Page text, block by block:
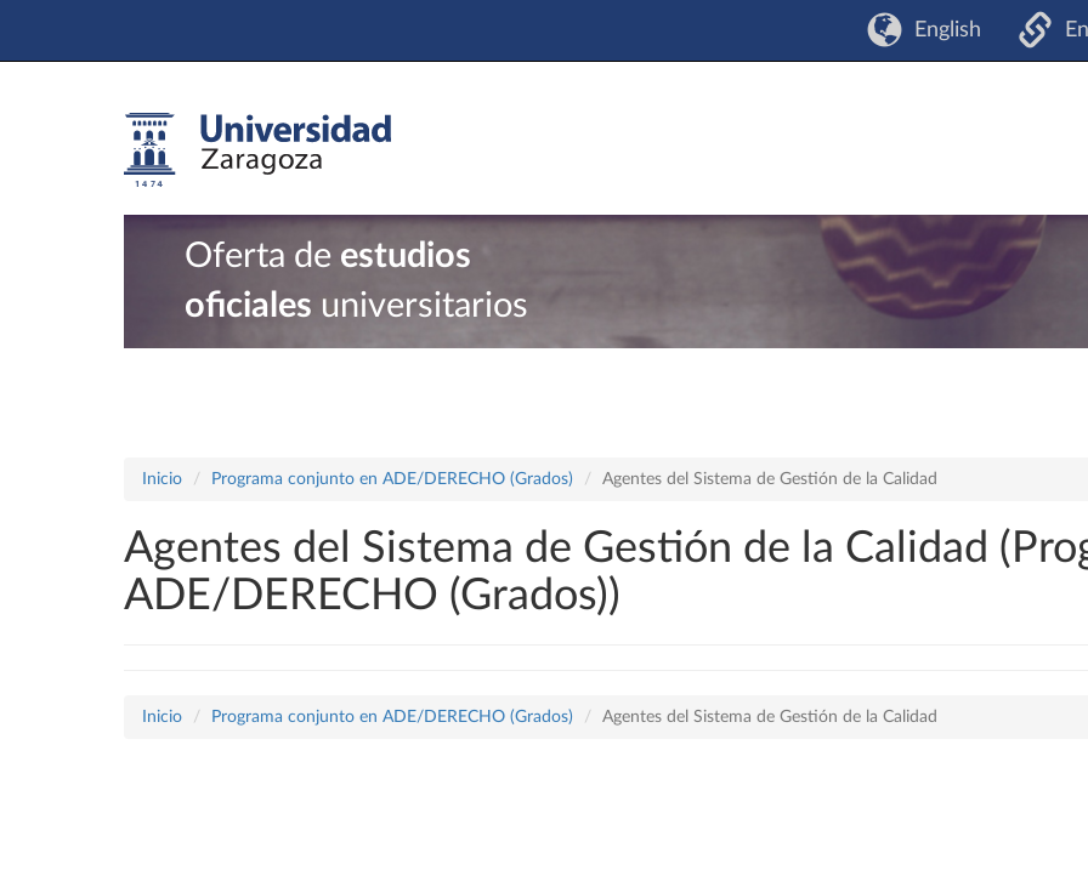
English
Oferta de estudios
oficiales universitarios
Inicio Programa conjunto en ADE/DERECHO (Grados) Agentes del Sistema de Gestión de la Calidad
Agentes del Sistema de Gestión de la Calidad
ADE/DERECHO (Grados))
Inicio Programa conjunto en ADE/DERECHO (Grados) Agentes del Sistema de Gestión de la Calidad